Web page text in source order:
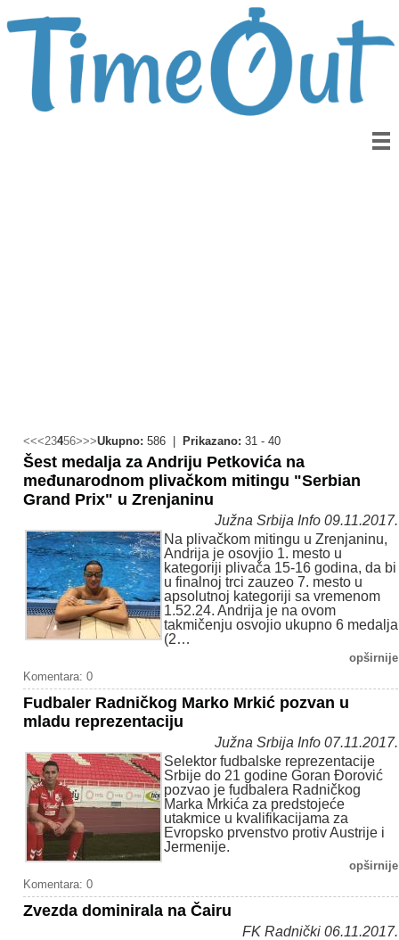
<<<23456>>>Ukupno: 586 | Prikazano: 31 - 40
Šest medalja za Andriju Petkovića na
međunarodnom plivačkom mitingu "Serbian
Grand Prix" u Zrenjaninu
Južna Srbija Info 09.11.2017.
Na plivačkom mitingu u Zrenjaninu,
Andrija je osovjio 1. mesto u
kategoriji plivača 15-16 godina, da bi
u finalnoj trci zauzeo 7. mesto u
apsolutnoj kategoriji sa vremenom
1.52.24. Andrija je na ovom
takmičenju osvojio ukupno 6 medalja
(2…
opširnije
Komentara: 0
Fudbaler Radničkog Marko Mrkić pozvan u
mladu reprezentaciju
Južna Srbija Info 07.11.2017.
Selektor fudbalske reprezentacije
Srbije do 21 godine Goran Đorović
pozvao je fudbalera Radničkog
Marka Mrkića za predstojeće
utakmice u kvalifikacijama za
Evropsko prvenstvo protiv Austrije i
Jermenije.
opširnije
Komentara: 0
Zvezda dominirala na Čairu
FK Radnički 06.11.2017.